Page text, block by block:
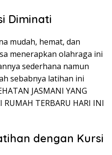
Diminati
mudah, hemat, dan
menerapkan olahraga ini
sederhana namun
sebabnya latihan ini
JASMANI YANG
RUMAH TERBARU HARI INI
dengan Kursi